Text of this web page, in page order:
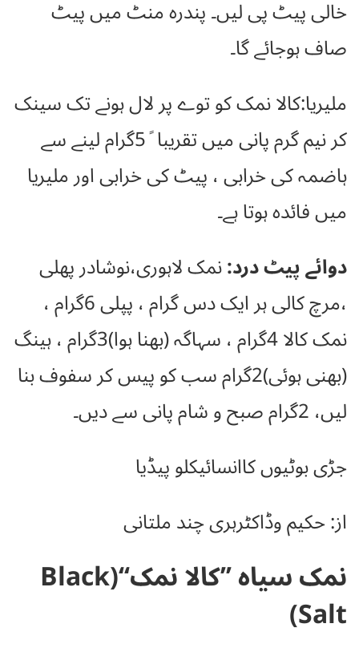
خالی پیٹ پی لیں۔ پندرہ منٹ میں پیٹ
صاف ہوجائے گا۔
ملیریا:کالا نمک کو توے پر لال ہونے تک سینک
کر نیم گرم پانی میں تقریبا ً5گرام لینے سے
ہاضمہ کی خرابی ، پیٹ کی خرابی اور ملیریا
میں فائدہ ہوتا ہے۔
دوائے پیٹ درد:نمک لاہوری،نوشادر پھلی
،مرچ کالی ہر ایک دس گرام ، پپلی 6گرام ،
نمک کالا 4گرام ، سہاگہ (بھنا ہوا)3گرام ، ہینگ
(بھنی ہوئی)2گرام سب کو پیس کر سفوف بنا
لیں، 2گرام صبح و شام پانی سے دیں۔
جڑی بوٹیوں کاانسائیکلو پیڈیا
از: حکیم وڈاکٹرہری چند ملتانی
نمک سیاہ ’’کالا نمک‘‘(Black
Salt)